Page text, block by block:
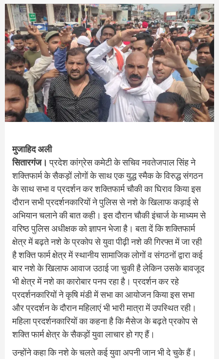
मुजाहिद अली
सितारगंज। प्रदेश कांग्रेस कमेटी के सचिव नवतेजपाल सिंह ने
शक्तिफार्म के सैकड़ों लोगों के साथ एक युद्ध स्मैक के विरुद्ध संगठन
के साथ सभा व प्रदर्शन कर शक्तिफार्म चौकी का घिराव किया इस
दौरान सभी प्रदर्शनकारियों ने पुलिस से नशे के खिलाफ कड़ाई से
अभियान चलाने की बात कही। इस दौरान चौकी इंचार्ज के माध्यम से
वरिष्ठ पुलिस अधीक्षक को ज्ञापन भेजा है। बता दें कि शक्तिफार्म
क्षेत्र में बढ़ते नशे के प्रकोप से युवा पीढ़ी नशे की गिरफ्त में जा रही
है शक्ति फार्म क्षेत्र में स्थानीय सामाजिक लोगों व संगठनों द्वारा कई
बार नशे के खिलाफ आवाज उठाई जा चुकी है लेकिन उसके बावजूद
भी क्षेत्र में नशे का कारोबार पनप रहा है। प्रदर्शन कर रहे
प्रदर्शनकारियों ने कृषि मंडी में सभा का आयोजन किया इस सभा
और प्रदर्शन के दौरान महिलाएं भी भारी मात्रा में उपस्थित रही।
महिला प्रदर्शनकारियों का कहना है कि मैसेज के बढ़ते प्रकोप से
शक्ति फार्म क्षेत्र के सैकड़ों युवा लाचार हो गए हैं।
उन्होंने कहा कि नशे के चलते कई युवा अपनी जान भी दे चुके हैं।